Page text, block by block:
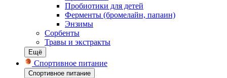
Пробиотики для детей
Ферменты (бромелайн, папаин)
Энзимы
Сорбенты
Травы и экстракты
Ещё
Спортивное питание
Спортивное питание